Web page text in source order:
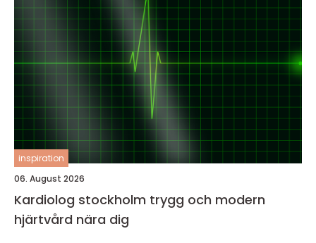
inspiration
06. August 2026
Kardiolog stockholm trygg och modern
hjärtvård nära dig